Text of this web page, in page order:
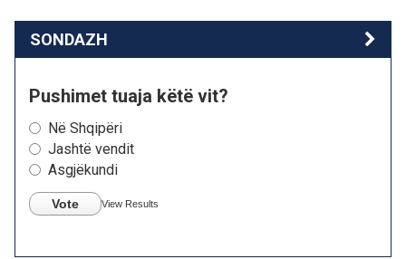
SONDAZH
Pushimet tuaja këtë vit?
Në Shqipëri
Jashtë vendit
Asgjëkundi
Vote View Results